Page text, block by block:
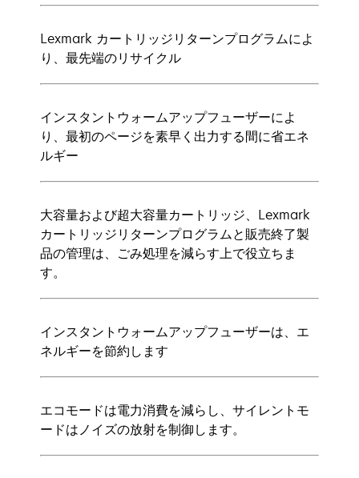
Lexmark カートリッジリターンプログラムによ
り、最先端のリサイクル
インスタントウォームアップフューザーによ
り、最初のページを素早く出力する間に省エネ
ルギー
大容量および超大容量カートリッジ、Lexmark
カートリッジリターンプログラムと販売終了製
品の管理は、ごみ処理を減らす上で役立ちま
す。
インスタントウォームアップフューザーは、エ
ネルギーを節約します
エコモードは電力消費を減らし、サイレントモ
ードはノイズの放射を制御します。